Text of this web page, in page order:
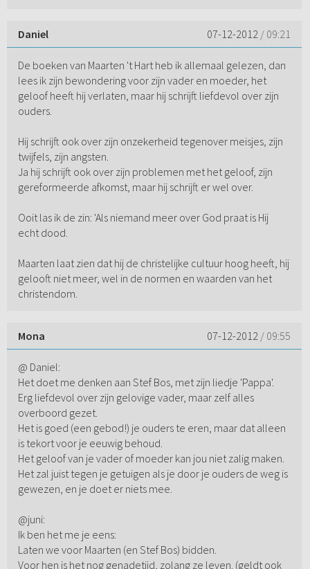
Daniel 07-12-2012 / 09:21
De boeken van Maarten 't Hart heb ik allemaal gelezen, dan
lees ik zijn bewondering voor zijn vader en moeder, het
geloof heeft hij verlaten, maar hij schrijft liefdevol over zijn
ouders.
Hij schrijft ook over zijn onzekerheid tegenover meisjes, zijn
twijfels, zijn angsten.
Ja hij schrijft ook over zijn problemen met het geloof, zijn
gereformeerde afkomst, maar hij schrijft er wel over.
Ooit las ik de zin: 'Als niemand meer over God praat is Hij
echt dood.
Maarten laat zien dat hij de christelijke cultuur hoog heeft, hij
gelooft niet meer, wel in de normen en waarden van het
christendom.
Mona 07-12-2012 / 09:55
@ Daniel:
Het doet me denken aan Stef Bos, met zijn liedje 'Pappa'.
Erg liefdevol over zijn gelovige vader, maar zelf alles
overboord gezet.
Het is goed (een gebod!) je ouders te eren, maar dat alleen
is tekort voor je eeuwig behoud.
Het geloof van je vader of moeder kan jou niet zalig maken.
Het zal juist tegen je getuigen als je door je ouders de weg is
gewezen, en je doet er niets mee.
@juni:
Ik ben het me je eens:
Laten we voor Maarten (en Stef Bos) bidden.
Voor hen is het nog genadetijd, zolang ze leven. (geldt ook